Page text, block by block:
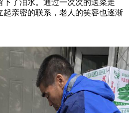
下了泪水。通过一次次的送菜走
起亲密的联系，老人的笑容也逐渐